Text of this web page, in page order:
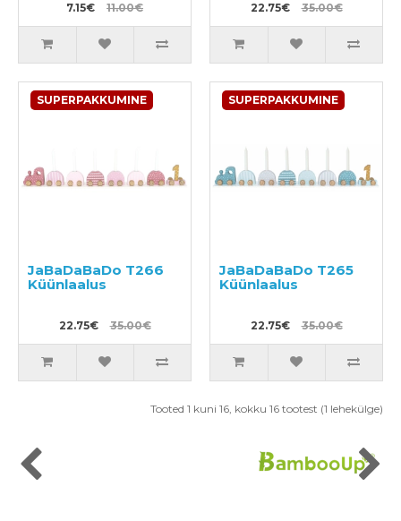
7.15€ 11.00€ 22.75€ 35.00€
SUPERPAKKUMINE
JaBaDaBaDo T266
Küünlaalus
22.75€ 35.00€
SUPERPAKKUMINE
JaBaDaBaDo T265
Küünlaalus
22.75€ 35.00€
Tooted 1 kuni 16, kokku 16 tootest (1 lehekülge)